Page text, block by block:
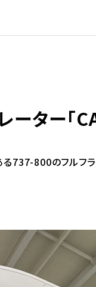
ーター
737-800のフルフ